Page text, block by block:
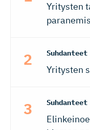
Yritysten
Suhdanteet
Yritysten
Suhdanteet